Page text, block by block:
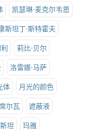
凯瑟琳·麦克尔韦恩
斯坦丁·斯特霍夫
莉比·贝尔
洛雷娜·马萨
体 月光的颜色
尔瓦 遮蔽液
坦 玛雅